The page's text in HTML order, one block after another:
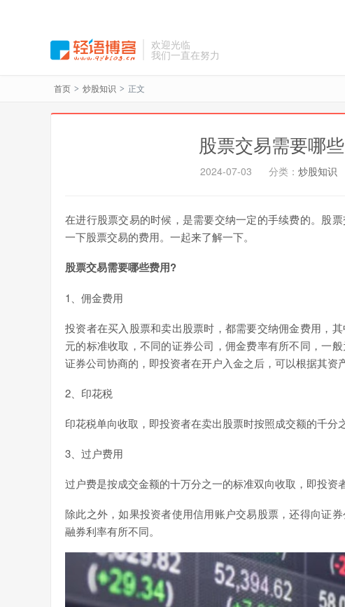
欢迎光临
我们一直在努力
首页 > 炒股知识 > 正文
股票交易需要哪
2024-07-03 分类： 炒股知识
在进行股票交易的时候，是需要交纳一定的手续费的。股
一下股票交易的费用。一起来了解一下。
股票交易需要哪些费用?
1、佣金费用
投资者在买入股票和卖出股票时，都需要交纳佣金费用，
元的标准收取，不同的证券公司，佣金费率有所不同，一
证券公司协商的，即投资者在开户入金之后，可以根据其资
2、印花税
印花税单向收取，即投资者在卖出股票时按照成交额的千分
3、过户费用
过户费是按成交金额的十万分之一的标准双向收取，即投资
除此之外，如果投资者使用信用账户交易股票，还得向证
融券利率有所不同。